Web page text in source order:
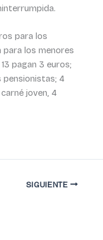
para los
los menores
pagan 3 euros;
pensionistas; 4
joven, 4
SIGUIENTE